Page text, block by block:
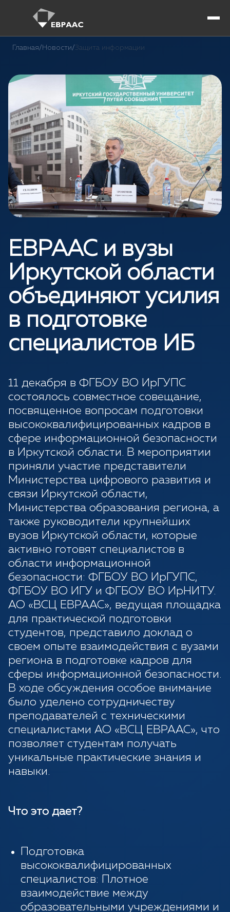
Главная/ Новости/Защита информации
ЕВРААС и вузы
Иркутской области
объединяют усилия
в подготовке
специалистов ИБ
11 декабря в ФГБОУ ВО ИрГУПС
состоялось совместное совещание,
посвященное вопросам подготовки
высококвалифицированных кадров в
сфере информационной безопасности
в Иркутской области. В мероприятии
приняли участие представители
Министерства цифрового развития и
связи Иркутской области,
Министерства образования региона, а
также руководители крупнейших
вузов Иркутской области, которые
активно готовят специалистов в
области информационной
безопасности: ФГБОУ ВО ИрГУПС,
ФГБОУ ВО ИГУ и ФГБОУ ВО ИрНИТУ.
АО «ВСЦ ЕВРААС», ведущая площадка
для практической подготовки
студентов, представило доклад о
своем опыте взаимодействия с вузами
региона в подготовке кадров для
сферы информационной безопасности.
В ходе обсуждения особое внимание
было уделено сотрудничеству
преподавателей с техническими
специалистами АО «ВСЦ ЕВРААС», что
позволяет студентам получать
уникальные практические знания и
навыки.
Что это дает?
Подготовка
высококвалифицированных
специалистов: Плотное
взаимодействие между
образовательными учреждениями и